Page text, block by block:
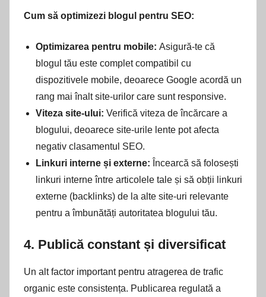
Cum să optimizezi blogul pentru SEO:
Optimizarea pentru mobile: Asigură-te că
blogul tău este complet compatibil cu
dispozitivele mobile, deoarece Google acordă un
rang mai înalt site-urilor care sunt responsive.
Viteza site-ului: Verifică viteza de încărcare a
blogului, deoarece site-urile lente pot afecta
negativ clasamentul SEO.
Linkuri interne și externe: Încearcă să folosești
linkuri interne între articolele tale și să obții linkuri
externe (backlinks) de la alte site-uri relevante
pentru a îmbunătăți autoritatea blogului tău.
4. Publică constant și diversificat
Un alt factor important pentru atragerea de trafic
organic este consistența. Publicarea regulată a